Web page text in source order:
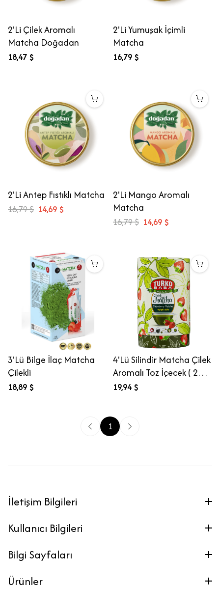
2'Li Çilek Aromalı
Matcha Doğadan
18,47 $
2'Li Yumuşak İçimli
Matcha
16,79 $
2'Li Antep Fıstıklı Matcha
16,79 $ 14,69 $
2'Li Mango Aromalı
Matcha
16,79 $ 14,69 $
3'Lü Bilge İlaç Matcha
Çilekli
18,89 $
4'Lü Silindir Matcha Çilek
Aromalı Toz İçecek ( 200
Gr )
19,94 $
1
İletişim Bilgileri
Kullanıcı Bilgileri
Bilgi Sayfaları
Ürünler